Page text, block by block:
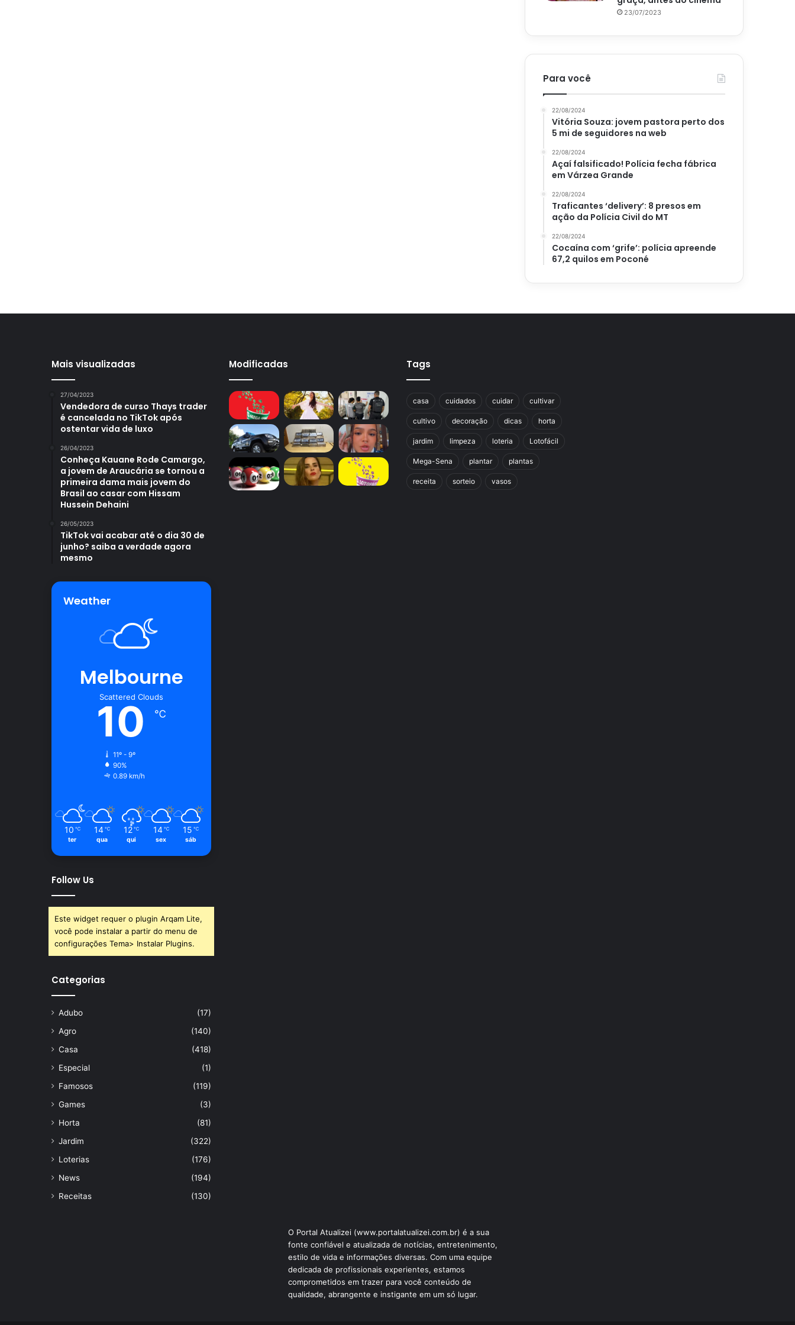
23/07/2023
Para você
22/08/2024
Vitória Souza: jovem pastora perto dos
5 mi de seguidores na web
22/08/2024
Açaí falsificado! Polícia fecha fábrica
em Várzea Grande
22/08/2024
Traficantes ‘delivery’: 8 presos em
ação da Polícia Civil do MT
22/08/2024
Cocaína com ‘grife’: polícia apreende
67,2 quilos em Poconé
Mais visualizadas
27/04/2023
Vendedora de curso Thays trader
é cancelada no TikTok após
ostentar vida de luxo
26/04/2023
Conheça Kauane Rode Camargo,
a jovem de Araucária se tornou a
primeira dama mais jovem do
Brasil ao casar com Hissam
Hussein Dehaini
26/05/2023
TikTok vai acabar até o dia 30 de
junho? saiba a verdade agora
mesmo
Weather
Melbourne
Scattered Clouds
10 ℃
11º - 9º
90%
0.89 km/h
10 ℃
ter
14 ℃
qua
12 ℃
qui
14 ℃
sex
15 ℃
sáb
Follow Us
Este widget requer o plugin Arqam Lite,
você pode instalar a partir do menu de
configurações Tema> Instalar Plugins.
Categorias
Adubo
(17)
Agro
(140)
Casa
(418)
Especial
(1)
Famosos
(119)
Games
(3)
Horta
(81)
Jardim
(322)
Loterias
(176)
News
(194)
Receitas
(130)
Modificadas Tags
casa cuidados cuidar cultivar
cultivo decoração dicas horta
jardim limpeza loteria Lotofácil
Mega-Sena plantar plantas
receita sorteio vasos
O Portal Atualizei (www.portalatualizei.com.br) é a sua
fonte confiável e atualizada de notícias, entretenimento,
estilo de vida e informações diversas. Com uma equipe
dedicada de profissionais experientes, estamos
comprometidos em trazer para você conteúdo de
qualidade, abrangente e instigante em um só lugar.